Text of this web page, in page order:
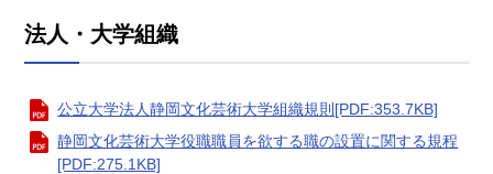
法人・大学組織
公立大学法人静岡文化芸術大学組織規則[PDF:353.7KB]
静岡文化芸術大学役職職員を欲する職の設置に関する規程
[PDF:275.1KB]